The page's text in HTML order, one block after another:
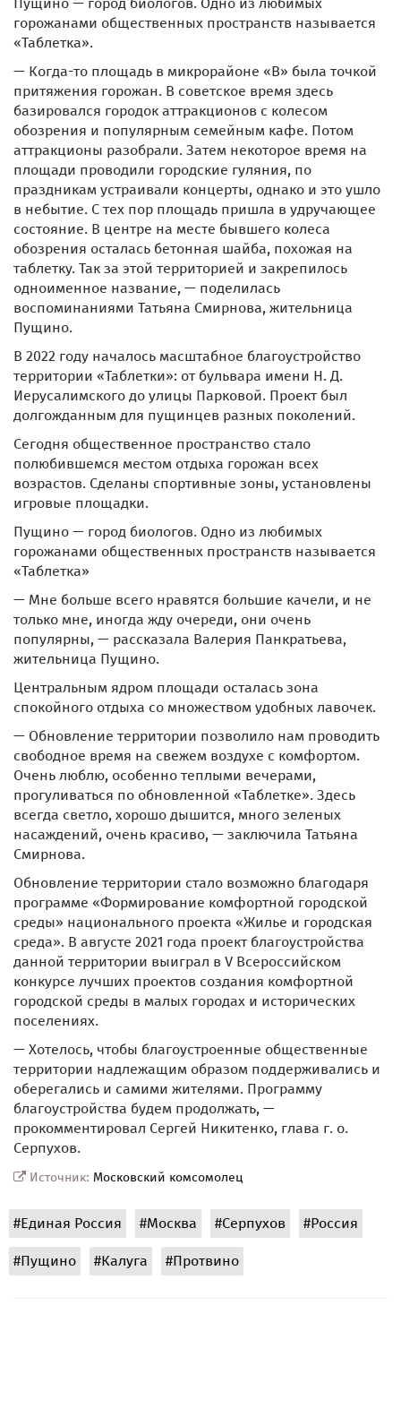
горожанами общественных пространств называется
«Таблетка».
— Когда-то площадь в микрорайоне «В» была точкой
притяжения горожан. В советское время здесь
базировался городок аттракционов с колесом
обозрения и популярным семейным кафе. Потом
аттракционы разобрали. Затем некоторое время на
площади проводили городские гуляния, по
праздникам устраивали концерты, однако и это ушло
в небытие. С тех пор площадь пришла в удручающее
состояние. В центре на месте бывшего колеса
обозрения осталась бетонная шайба, похожая на
таблетку. Так за этой территорией и закрепилось
одноименное название, — поделилась
воспоминаниями Татьяна Смирнова, жительница
Пущино.
В 2022 году началось масштабное благоустройство
территории «Таблетки»: от бульвара имени Н. Д.
Иерусалимского до улицы Парковой. Проект был
долгожданным для пущинцев разных поколений.
Сегодня общественное пространство стало
полюбившемся местом отдыха горожан всех
возрастов. Сделаны спортивные зоны, установлены
игровые площадки.
Пущино — город биологов. Одно из любимых
горожанами общественных пространств называется
«Таблетка»
— Мне больше всего нравятся большие качели, и не
только мне, иногда жду очереди, они очень
популярны, — рассказала Валерия Панкратьева,
жительница Пущино.
Центральным ядром площади осталась зона
спокойного отдыха со множеством удобных лавочек.
— Обновление территории позволило нам проводить
свободное время на свежем воздухе с комфортом.
Очень люблю, особенно теплыми вечерами,
прогуливаться по обновленной «Таблетке». Здесь
всегда светло, хорошо дышится, много зеленых
насаждений, очень красиво, — заключила Татьяна
Смирнова.
Обновление территории стало возможно благодаря
программе «Формирование комфортной городской
среды» национального проекта «Жилье и городская
среда». В августе 2021 года проект благоустройства
данной территории выиграл в V Всероссийском
конкурсе лучших проектов создания комфортной
городской среды в малых городах и исторических
поселениях.
— Хотелось, чтобы благоустроенные общественные
территории надлежащим образом поддерживались и
оберегались и самими жителями. Программу
благоустройства будем продолжать, —
прокомментировал Сергей Никитенко, глава г. о.
Серпухов.
Источник: Московский комсомолец
#Единая Россия #Москва #Серпухов #Россия
#Пущино #Калуга #Протвино